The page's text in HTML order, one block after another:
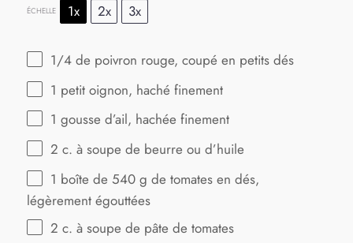
ÉCHELLE 1x 2x 3x
1/4 de poivron rouge, coupé en petits dés
1 petit oignon, haché finement
1 gousse d’ail, hachée finement
2 c. à soupe de beurre ou d’huile
1 boîte de 540 g de tomates en dés,
légèrement égouttées
2 c. à soupe de pâte de tomates